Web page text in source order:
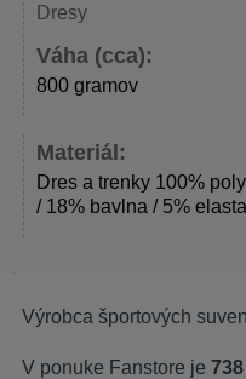
Dresy
Váha (cca):
800 gramov
Materiál:
Dres a trenky 100%
/ 18% bavlna / 5%
Výrobca športových
V ponuke Fanstore je 738